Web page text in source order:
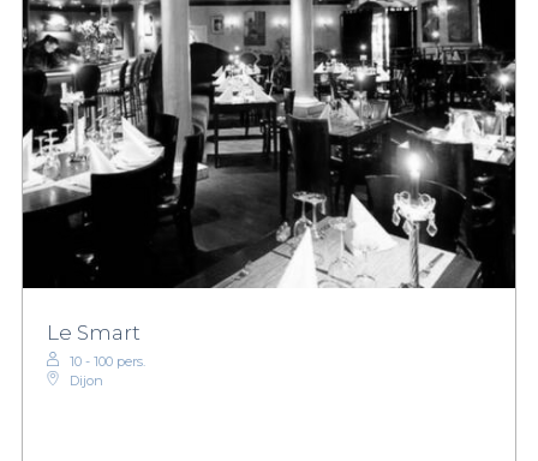
Le Smart
10 - 100 pers.
Dijon